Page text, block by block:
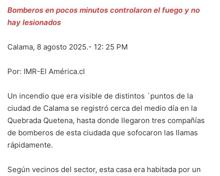
Bomberos en pocos minutos controlaron el fuego y no
hay lesionados
Calama, 8 agosto 2025.- 12: 25 PM
Por: IMR-El América.cl
Un incendio que era visible de distintos `puntos de la
ciudad de Calama se registró cerca del medio día en la
Quebrada Quetena, hasta donde llegaron tres compañías
de bomberos de esta ciudada que sofocaron las llamas
rápidamente.
Según vecinos del sector, esta casa era habitada por un